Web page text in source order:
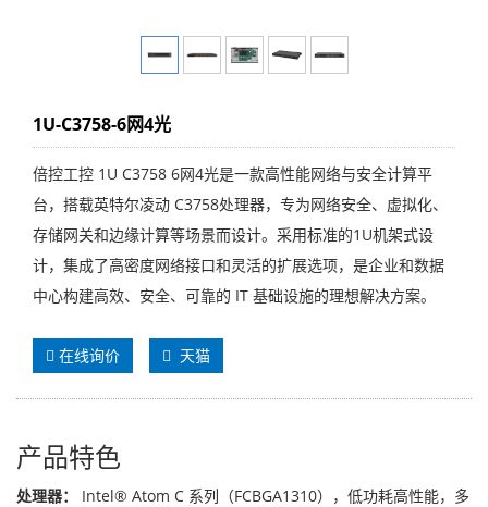
1U-C3758-6网4光
倍控工控 1U C3758 6网4光是一款高性能网络与安全计算平
台，搭载英特尔凌动 C3758处理器，专为网络安全、虚拟化、
存储网关和边缘计算等场景而设计。采用标准的1U机架式设
计，集成了高密度网络接口和灵活的扩展选项，是企业和数据
中心构建高效、安全、可靠的 IT 基础设施的理想解决方案。
在线询价 天猫
产品特色
处理器：
Intel® Atom C 系列（FCBGA1310），低功耗高性能，多